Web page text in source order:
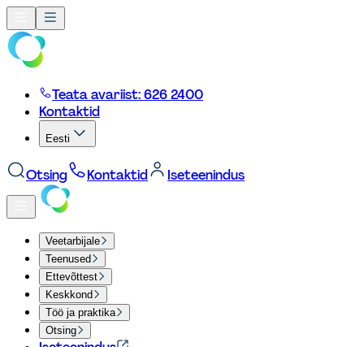
Teata avariist: 626 2400
Kontaktid
Eesti
Otsing Kontaktid Iseteenindus
Veetarbijale
Teenused
Ettevõttest
Keskkond
Töö ja praktika
Otsing